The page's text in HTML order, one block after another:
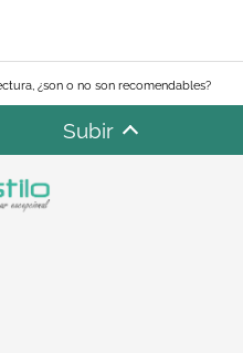
¿son o no son recomendables?
Subir